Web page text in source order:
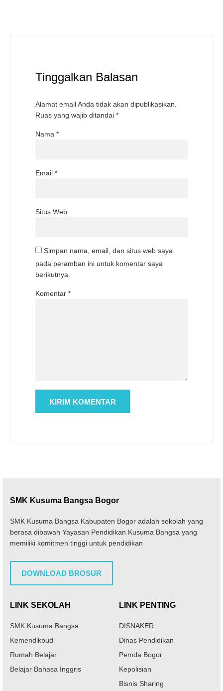
Tinggalkan Balasan
Alamat email Anda tidak akan dipublikasikan.
Ruas yang wajib ditandai *
Nama *
Email *
Situs Web
Simpan nama, email, dan situs web saya
pada peramban ini untuk komentar saya
berikutnya.
Komentar *
SMK Kusuma Bangsa Bogor
SMK Kusuma Bangsa Kabupaten Bogor adalah sekolah yang
berasa dibawah Yayasan Pendidikan Kusuma Bangsa yang
memiliki komitmen tinggi untuk pendidikan
DOWNLOAD BROSUR
LINK SEKOLAH
SMK Kusuma Bangsa
Kemendikbud
Rumah Belajar
Belajar Bahasa Inggris
LINK PENTING
DISNAKER
Dinas Pendidikan
Pemda Bogor
Kepolisian
Bisnis Sharing